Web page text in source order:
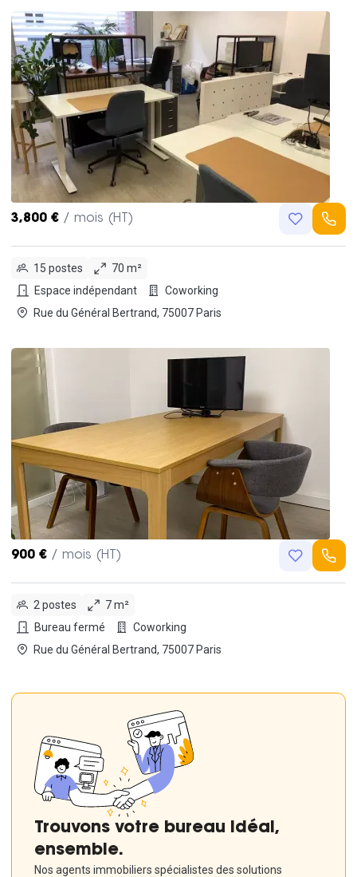
3,800 € / mois (HT)
15 postes
70 m²
Espace indépendant
Coworking
Rue du Général Bertrand, 75007 Paris
900 € / mois (HT)
2 postes
7 m²
Bureau fermé
Coworking
Rue du Général Bertrand, 75007 Paris
Trouvons votre bureau idéal,
ensemble.
Nos agents immobiliers spécialistes des solutions